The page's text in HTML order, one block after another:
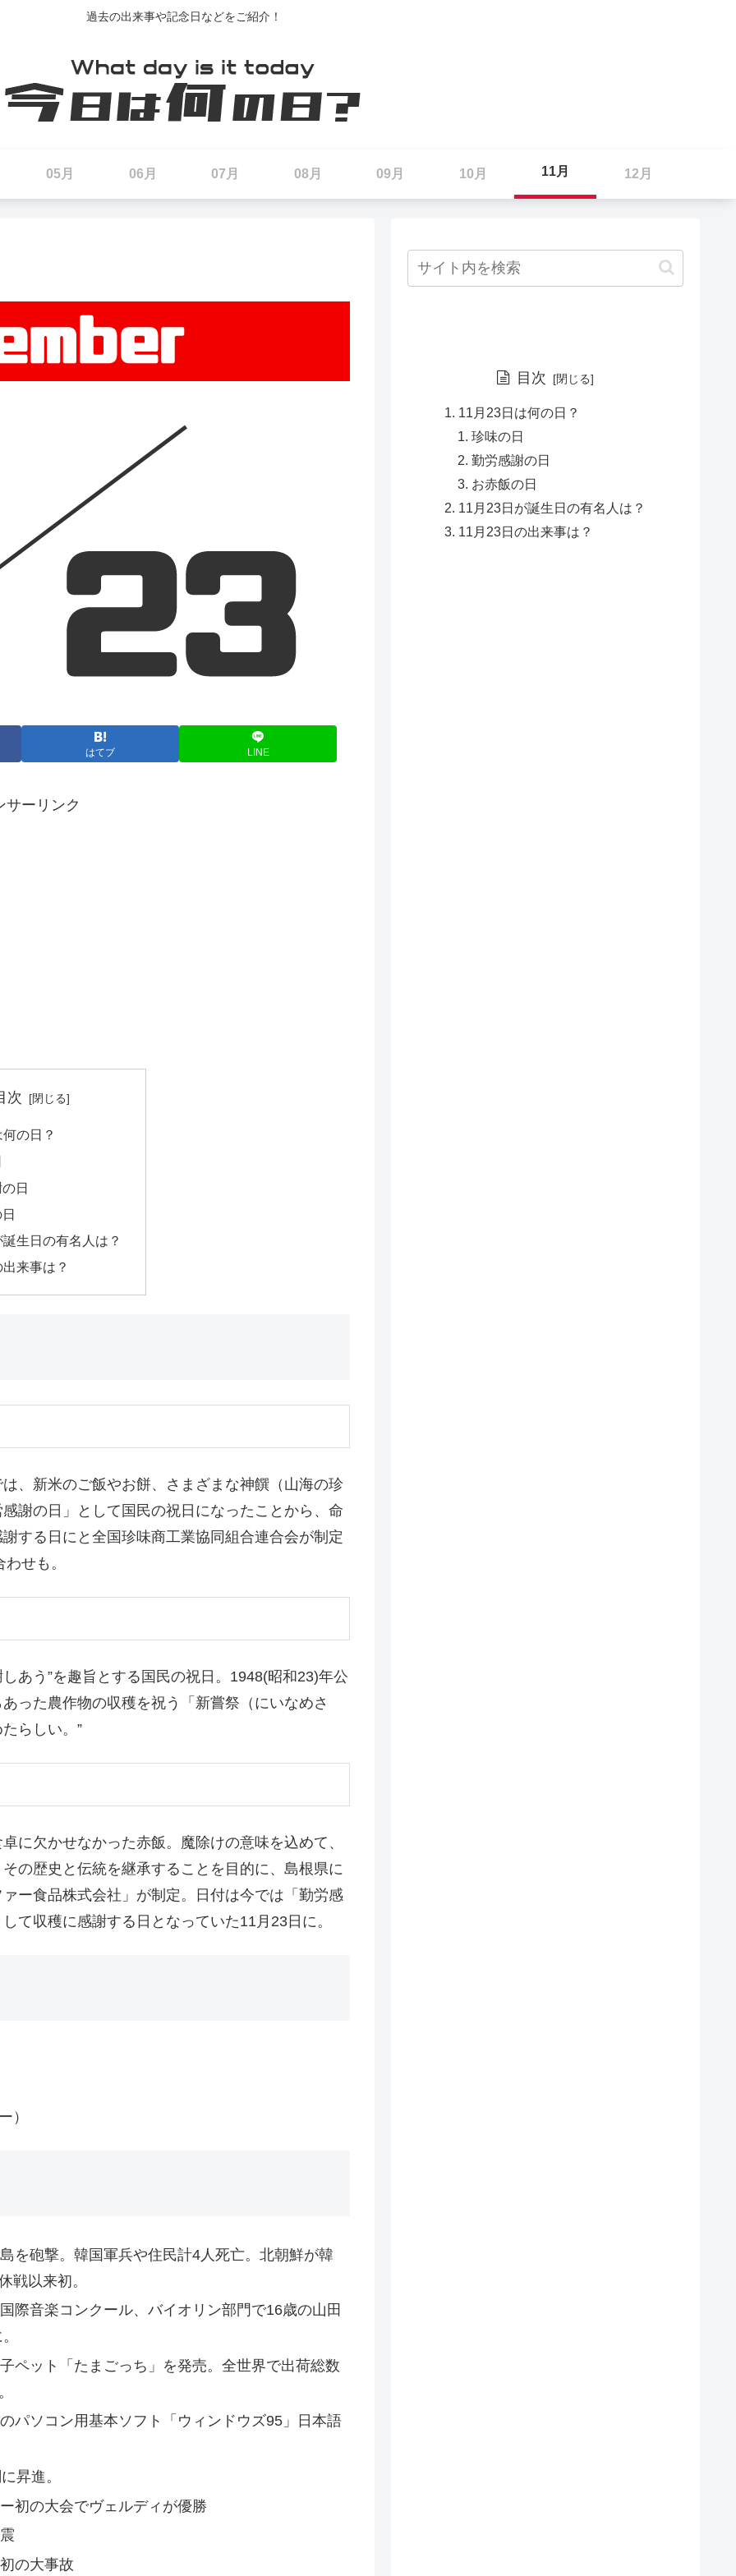
過去の出来事や記念日などをご紹介！
05月 06月 07月 08月 09月 10月 11月 12月
はてブ LINE
サーリンク
次
の日？
日
生日の有名人は？
来事は？
、新米のご飯やお餅、さまざまな神饌（山海の珍
謝の日」として国民の祝日になったことから、命
する日にと全国珍味商工業協同組合連合会が制定
せも。
あう”を趣旨とする国民の祝日。1948(昭和23)年公
った農作物の収穫を祝う「新嘗祭（にいなめさ
らしい。”
に欠かせなかった赤飯。魔除けの意味を込めて、
の歴史と伝統を継承することを目的に、島根県に
ー食品株式会社」が制定。日付は今では「勤労感
て収穫に感謝する日となっていた11月23日に。
）
を砲撃。韓国軍兵や住民計4人死亡。北朝鮮が韓
戦以来初。
際音楽コンクール、バイオリン部門で16歳の山田
ペット「たまごっち」を発売。全世界で出荷総数
パソコン用基本ソフト「ウィンドウズ95」日本語
昇進。
初の大会でヴェルディが優勝
の大事故
目次
11月23日は何の日？
珍味の日
勤労感謝の日
お赤飯の日
11月23日が誕生日の有名人は？
11月23日の出来事は？